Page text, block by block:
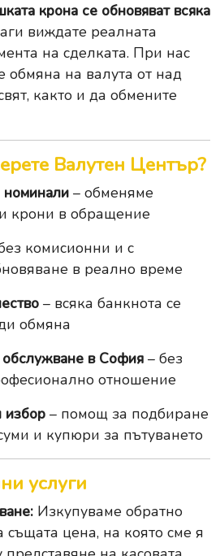
крона се обновяват всяка
виждате реалната
на сделката. При нас
обмяна на валута от над
както и да обмените
Валутен Център?
номинали – обменяме
крони в обращение
комисионни и с
в реално време
– всяка банкнота се
обмяна
в София – без
отношение
избор – помощ за подбиране
и купюри за пътуването
услуги
Изкупуваме обратно
цена, на която сме я